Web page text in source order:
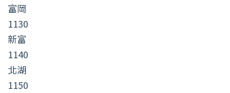
富岡
1130
新富
1140
北湖
1150